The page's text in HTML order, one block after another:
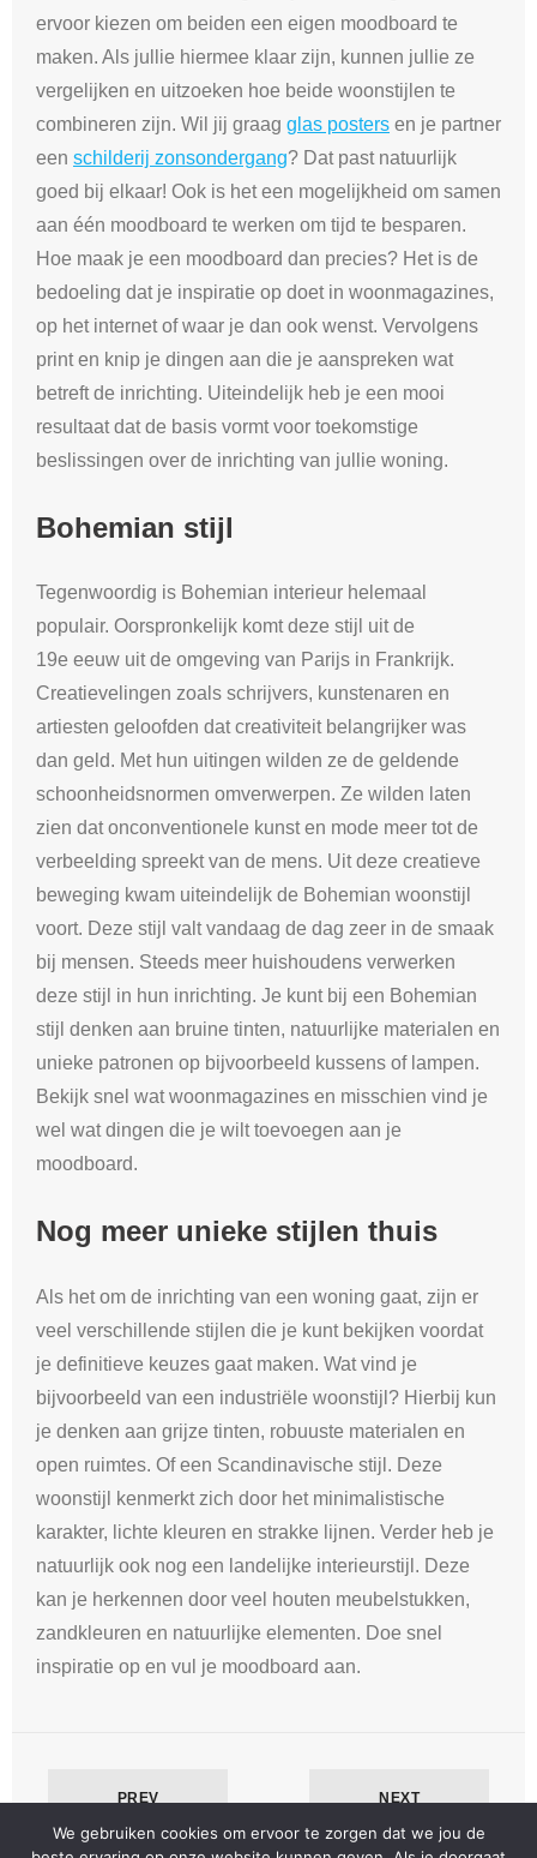
ervoor kiezen om beiden een eigen moodboard te
maken. Als jullie hiermee klaar zijn, kunnen jullie ze
vergelijken en uitzoeken hoe beide woonstijlen te
combineren zijn. Wil jij graag glas posters en je partner
een schilderij zonsondergang? Dat past natuurlijk
goed bij elkaar! Ook is het een mogelijkheid om samen
aan één moodboard te werken om tijd te besparen.
Hoe maak je een moodboard dan precies? Het is de
bedoeling dat je inspiratie op doet in woonmagazines,
op het internet of waar je dan ook wenst. Vervolgens
print en knip je dingen aan die je aanspreken wat
betreft de inrichting. Uiteindelijk heb je een mooi
resultaat dat de basis vormt voor toekomstige
beslissingen over de inrichting van jullie woning.
Bohemian stijl
Tegenwoordig is Bohemian interieur helemaal
populair. Oorspronkelijk komt deze stijl uit de
19e eeuw uit de omgeving van Parijs in Frankrijk.
Creatievelingen zoals schrijvers, kunstenaren en
artiesten geloofden dat creativiteit belangrijker was
dan geld. Met hun uitingen wilden ze de geldende
schoonheidsnormen omverwerpen. Ze wilden laten
zien dat onconventionele kunst en mode meer tot de
verbeelding spreekt van de mens. Uit deze creatieve
beweging kwam uiteindelijk de Bohemian woonstijl
voort. Deze stijl valt vandaag de dag zeer in de smaak
bij mensen. Steeds meer huishoudens verwerken
deze stijl in hun inrichting. Je kunt bij een Bohemian
stijl denken aan bruine tinten, natuurlijke materialen en
unieke patronen op bijvoorbeeld kussens of lampen.
Bekijk snel wat woonmagazines en misschien vind je
wel wat dingen die je wilt toevoegen aan je
moodboard.
Nog meer unieke stijlen thuis
Als het om de inrichting van een woning gaat, zijn er
veel verschillende stijlen die je kunt bekijken voordat
je definitieve keuzes gaat maken. Wat vind je
bijvoorbeeld van een industriële woonstijl? Hierbij kun
je denken aan grijze tinten, robuuste materialen en
open ruimtes. Of een Scandinavische stijl. Deze
woonstijl kenmerkt zich door het minimalistische
karakter, lichte kleuren en strakke lijnen. Verder heb je
natuurlijk ook nog een landelijke interieurstijl. Deze
kan je herkennen door veel houten meubelstukken,
zandkleuren en natuurlijke elementen. Doe snel
inspiratie op en vul je moodboard aan.
PREV NEXT
We gebruiken cookies om ervoor te zorgen dat we jou de